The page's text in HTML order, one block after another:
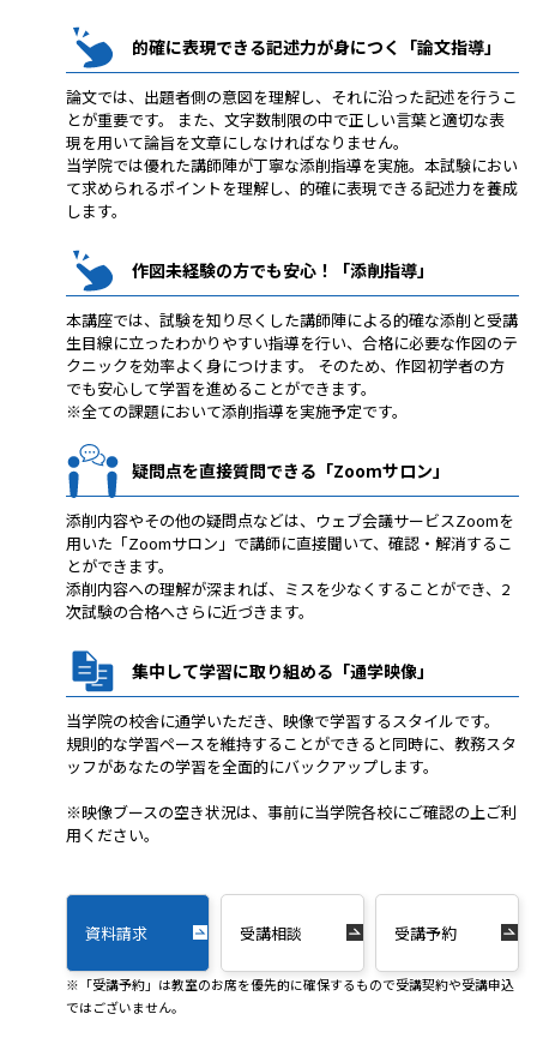
的確に表現できる記述力が身につく「論文指導」
論文では、出題者側の意図を理解し、それに沿った記述を行うこ
とが重要です。 また、文字数制限の中で正しい言葉と適切な表
現を用いて論旨を文章にしなければなりません。
当学院では優れた講師陣が丁寧な添削指導を実施。本試験におい
て求められるポイントを理解し、的確に表現できる記述力を養成
します。
作図未経験の方でも安心！「添削指導」
本講座では、試験を知り尽くした講師陣による的確な添削と受講
生目線に立ったわかりやすい指導を行い、合格に必要な作図のテ
クニックを効率よく身につけます。 そのため、作図初学者の方
でも安心して学習を進めることができます。
※全ての課題において添削指導を実施予定です。
疑問点を直接質問できる「Zoomサロン」
添削内容やその他の疑問点などは、ウェブ会議サービスZoomを
用いた「Zoomサロン」で講師に直接聞いて、確認・解消するこ
とができます。
添削内容への理解が深まれば、ミスを少なくすることができ、2
次試験の合格へさらに近づきます。
集中して学習に取り組める「通学映像」
当学院の校舎に通学いただき、映像で学習するスタイルです。
規則的な学習ペースを維持することができると同時に、教務スタ
ッフがあなたの学習を全面的にバックアップします。
※映像ブースの空き状況は、事前に当学院各校にご確認の上ご利
用ください。
資料請求 受講相談 受講予約
※「受講予約」は教室のお席を優先的に確保するもので受講契約や受講申込
ではございません。